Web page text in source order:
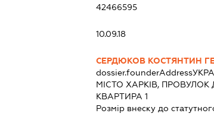
42466595
10.09.18
СЕРДЮКОВ КОСТЯНТИН
dossier.founderAddress
МІСТО ХАРКІВ,
КВАРТИРА 1
Розмір внеску до